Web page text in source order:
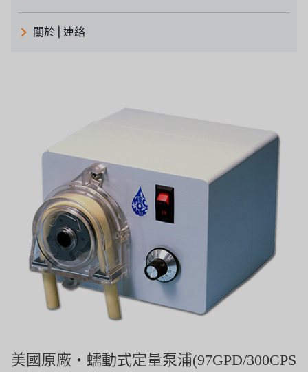
義大利 ATLAS
美國 CLACK
美國 EMERSON
美國 PENTAIR
德國 SIEMENS
美國 PULSAFEEDER
丹麥 DANFOSS
關於 | 連絡
美國原廠・蠕動式定量泵浦(97GPD/300CPS